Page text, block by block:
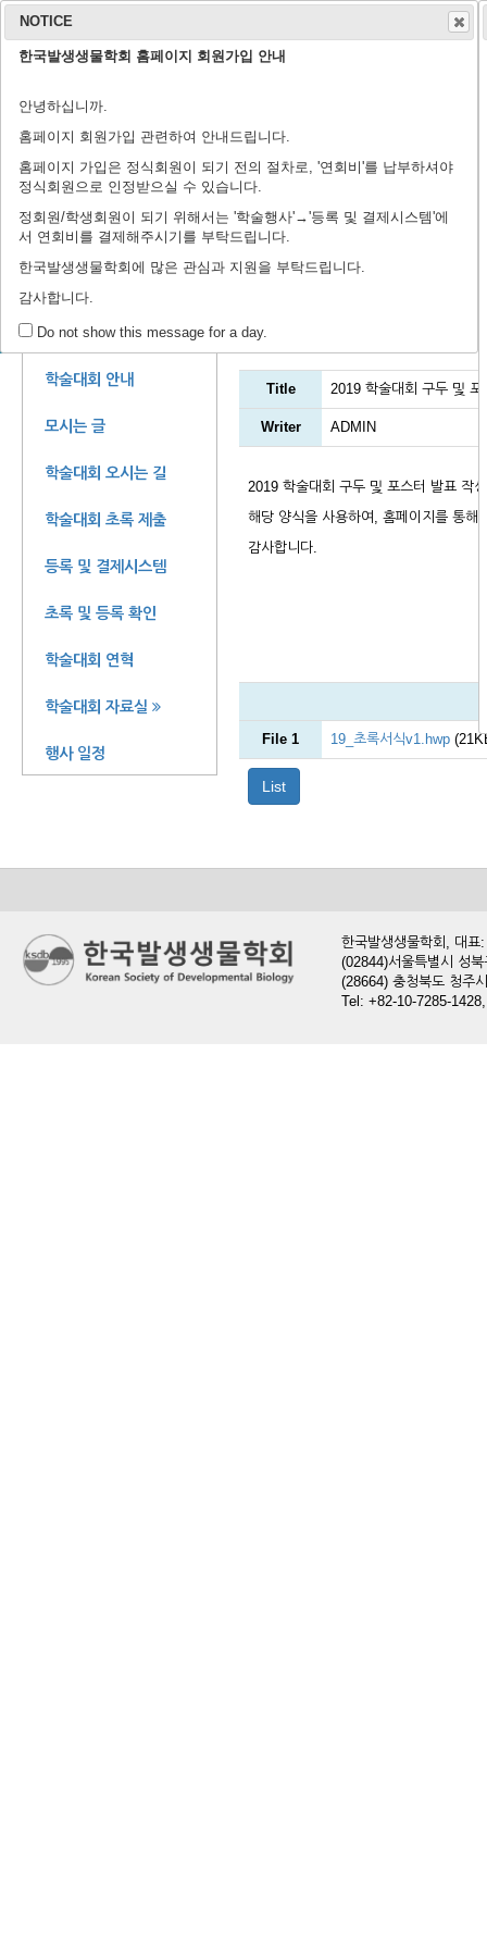
회장 인사말
학회 연혁
학회 회칙
연구윤리규정
임원 명단 학술지 홈페이지
편집위원회
출판 윤리 규정
제44회 정기학술대회에
학술 행사
학술대회 안내
모시는 글
학술대회 오시는 길
학술대회 초록 제출
등록 및 결제시스템
초록 및 등록 확인
학술대회 연혁
학술대회 자료실
행사 일정
학술대회 자료실
Title 2019 학술대회 구두 및
Writer ADMIN
2019 학술대회 구두 및 포스터 발표 작
해당 양식을 사용하여, 홈페이지를 통해
감사합니다.
File 1 19_초록서식v1.hwp
List
한국발생생물학회, 대
(02844)서울특별시 성
(28664) 충청북도 청주
Tel: +82-10-7285-
NOTICE
한국발생생물학회 홈페이지 회원가입 안내
안녕하십니까.
홈페이지 회원가입 관련하여 안내드립니다.
홈페이지 가입은 정식회원이 되기 전의 절차로, '연회비'를 납부하셔야
정식회원으로 인정받으실 수 있습니다.
정회원/학생회원이 되기 위해서는 '학술행사'→'등록 및 결제시스템'에
서 연회비를 결제해주시기를 부탁드립니다.
한국발생생물학회에 많은 관심과 지원을 부탁드립니다.
감사합니다.
Do not show this message for a day.